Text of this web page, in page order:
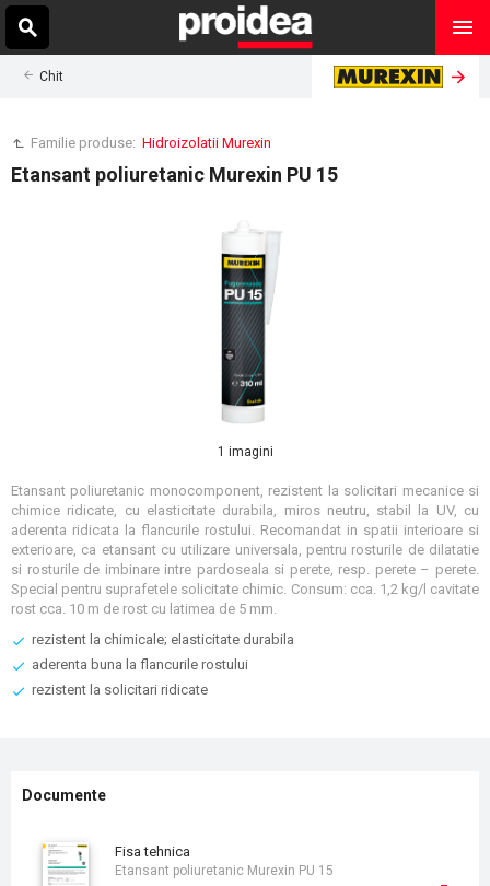
Chit
Familie produse: Hidroizolatii Murexin
Etansant poliuretanic Murexin PU 15
1 imagini
Etansant poliuretanic monocomponent, rezistent la solicitari mecanice si
chimice ridicate, cu elasticitate durabila, miros neutru, stabil la UV, cu
aderenta ridicata la flancurile rostului. Recomandat in spatii interioare si
exterioare, ca etansant cu utilizare universala, pentru rosturile de dilatatie
si rosturile de imbinare intre pardoseala si perete, resp. perete – perete.
Special pentru suprafetele solicitate chimic. Consum: cca. 1,2 kg/l cavitate
rost cca. 10 m de rost cu latimea de 5 mm.
rezistent la chimicale; elasticitate durabila
aderenta buna la flancurile rostului
rezistent la solicitari ridicate
Documente
fisa tehnica
Etansant poliuretanic Murexin PU 15